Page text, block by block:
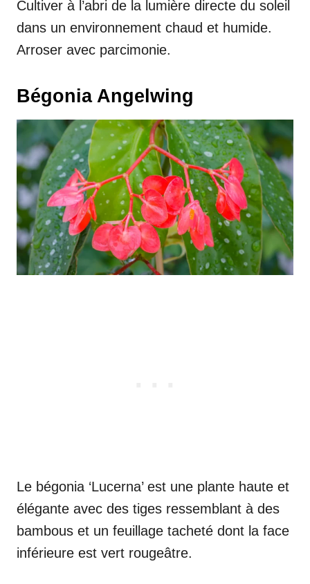
Cultiver à l’abri de la lumière directe du soleil
dans un environnement chaud et humide.
Arroser avec parcimonie.
Bégonia Angelwing
Le bégonia ‘Lucerna’ est une plante haute et
élégante avec des tiges ressemblant à des
bambous et un feuillage tacheté dont la face
inférieure est vert rougeâtre.